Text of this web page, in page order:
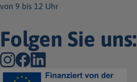
von 9 bis 12 Uhr
Folgen Sie uns: